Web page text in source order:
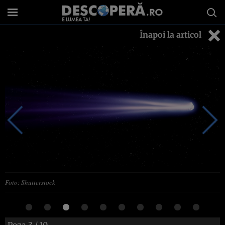
Înapoi la articol
Foto: Shutterstock